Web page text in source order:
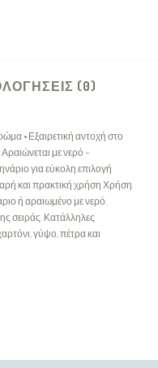
(0)
• Εξαιρετική αντοχή στο
με νερό –
για εύκολη επιλογή
και πρακτική χρήση Χρήση
ή αραιωμένο με νερό.
σειράς. Κατάλληλες
γύψο, πέτρα και